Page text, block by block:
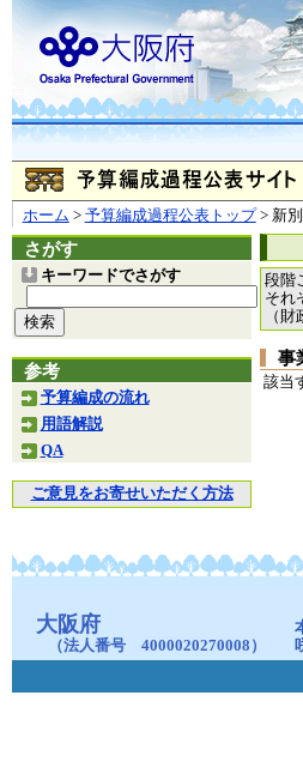
ホーム > 予算編成過程公表トップ> 新
さがす
キーワードでさがす
参考
予算編成の流れ
用語解説
QA
ご意見をお寄せいただく方法
段階
それ
（
事
該当
大阪府
（法人番号 4000020270008）